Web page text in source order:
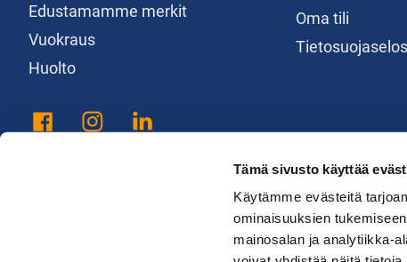
Tämä sivusto käyttää
Käytämme evästeitä
ominaisuuksien
mainosalan ja analytiikka-
Edustamamme merkit
Vuokraus
Huolto
Oma tili